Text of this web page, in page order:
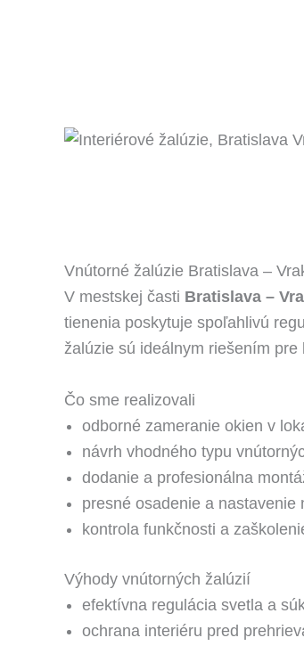
Vnútorné žalúzie Bratislava –
V mestskej časti Bratislava –
tienenia poskytuje spoľahlivú
žalúzie sú ideálnym riešením
Čo sme realizovali
odborné zameranie okien v
návrh vhodného typu
dodanie a profesionálna
presné osadenie a nastavenie
kontrola funkčnosti a
Výhody vnútorných žalúzií
efektívna regulácia svetla a
ochrana interiéru pred